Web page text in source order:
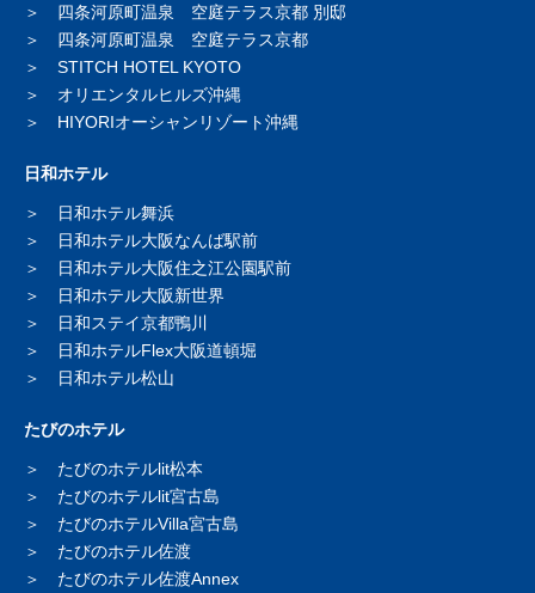
四条河原町温泉 空庭テラス京都 別邸
四条河原町温泉 空庭テラス京都
STITCH HOTEL KYOTO
オリエンタルヒルズ沖縄
HIYORIオーシャンリゾート沖縄
日和ホテル
日和ホテル舞浜
日和ホテル大阪なんば駅前
日和ホテル大阪住之江公園駅前
日和ホテル大阪新世界
日和ステイ京都鴨川
日和ホテルFlex大阪道頓堀
日和ホテル松山
たびのホテル
たびのホテルlit松本
たびのホテルlit宮古島
たびのホテルVilla宮古島
たびのホテル佐渡
たびのホテル佐渡Annex